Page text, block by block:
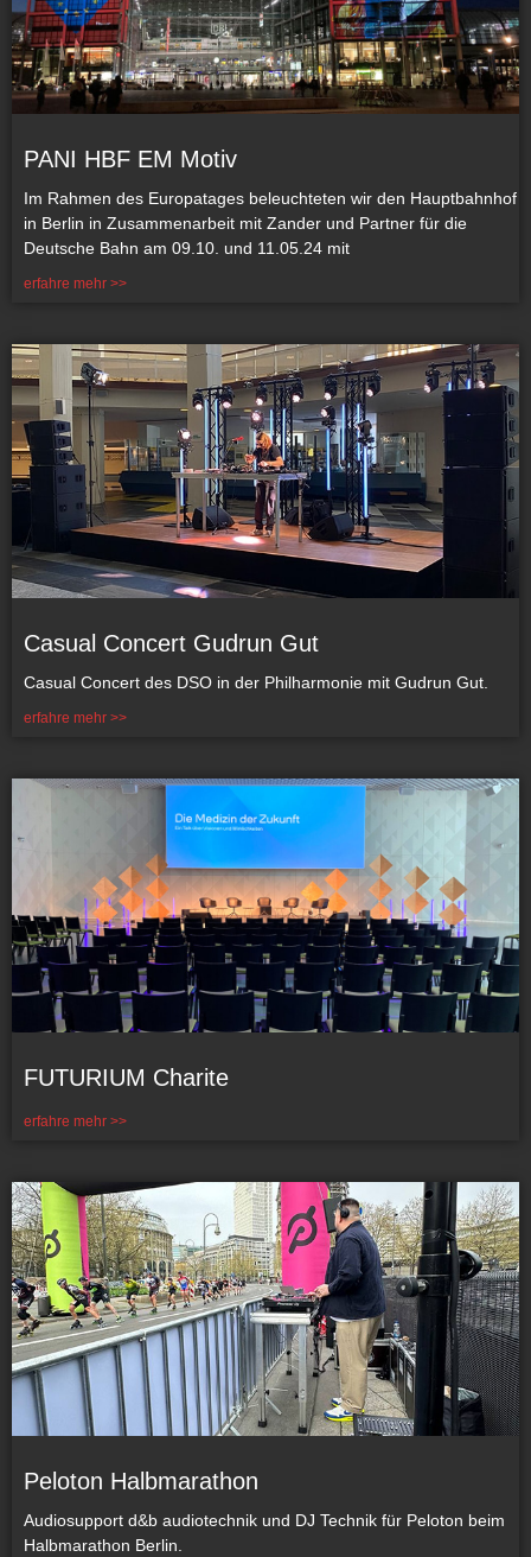
PANI HBF EM Motiv
Im Rahmen des Europatages beleuchteten wir den Hauptbahnhof
in Berlin in Zusammenarbeit mit Zander und Partner für die
Deutsche Bahn am 09.10. und 11.05.24 mit
erfahre mehr >>
Casual Concert Gudrun Gut
Casual Concert des DSO in der Philharmonie mit Gudrun Gut.
erfahre mehr >>
FUTURIUM Charite
erfahre mehr >>
Peloton Halbmarathon
Audiosupport d&b audiotechnik und DJ Technik für Peloton beim
Halbmarathon Berlin.